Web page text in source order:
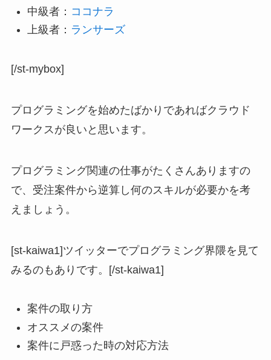
中級者： ココナラ
上級者： ランサーズ
[/st-mybox]
プログラミングを始めたばかりであればクラウド
ワークスが良いと思います。
プログラミング関連の仕事がたくさんありますの
で、受注案件から逆算し何のスキルが必要かを考
えましょう。
[st-kaiwa1]ツイッターでプログラミング界隈を見て
みるのもありです。[/st-kaiwa1]
案件の取り方
オススメの案件
案件に戸惑った時の対応方法